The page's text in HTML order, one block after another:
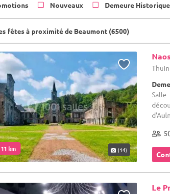
Nouveaux Demeure Historique
fêtes à proximité de Beaumont (6500)
km (14)
Naos
Le